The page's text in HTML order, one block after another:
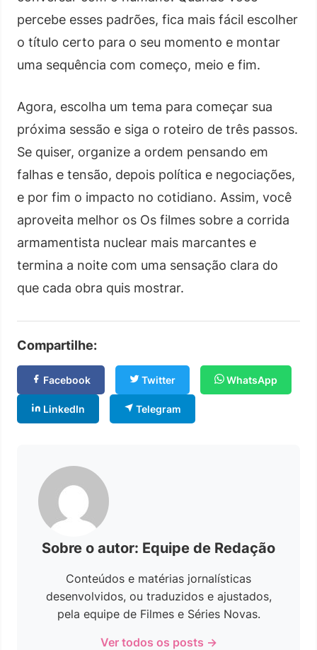
percebe esses padrões, fica mais fácil escolher
o título certo para o seu momento e montar
uma sequência com começo, meio e fim.
Agora, escolha um tema para começar sua
próxima sessão e siga o roteiro de três passos.
Se quiser, organize a ordem pensando em
falhas e tensão, depois política e negociações,
e por fim o impacto no cotidiano. Assim, você
aproveita melhor os Os filmes sobre a corrida
armamentista nuclear mais marcantes e
termina a noite com uma sensação clara do
que cada obra quis mostrar.
Compartilhe:
Facebook Twitter WhatsApp
LinkedIn Telegram
Sobre o autor: Equipe de Redação
Conteúdos e matérias jornalísticas
desenvolvidos, ou traduzidos e ajustados,
pela equipe de Filmes e Séries Novas.
Ver todos os posts →